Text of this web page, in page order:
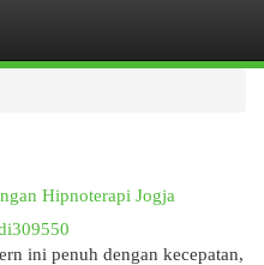
Hipnoterapi Jogja
ini penuh dengan kecepatan,